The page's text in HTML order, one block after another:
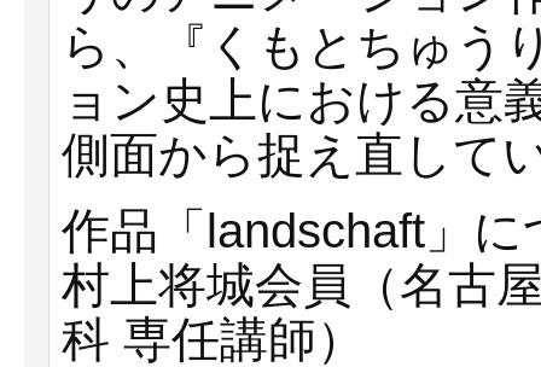
ら、『くもとちゅう
ョン史上における意
側面から捉え直して
作品「landschaft」に
村上将城会員（名古
科 専任講師）